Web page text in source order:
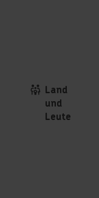
Land
und
Leute